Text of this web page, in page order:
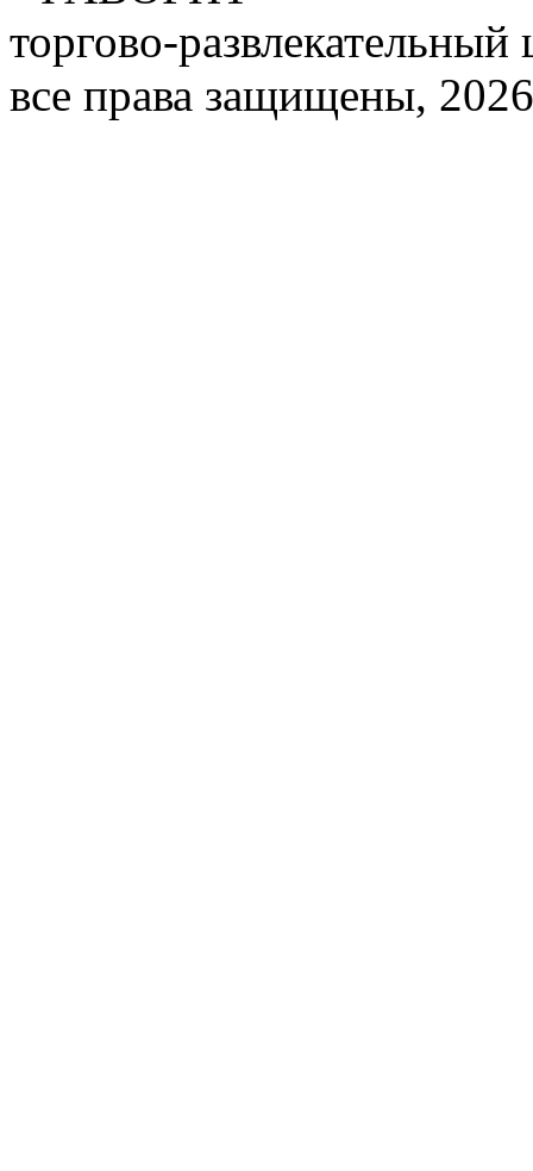
торгово-развлекательный
все права защищены,